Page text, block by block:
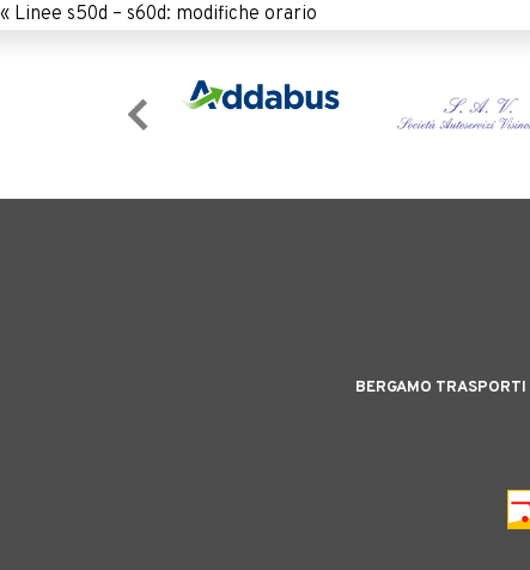
« Linee s50d – s60d: modifiche orario
BERGAMO TRASPORTI